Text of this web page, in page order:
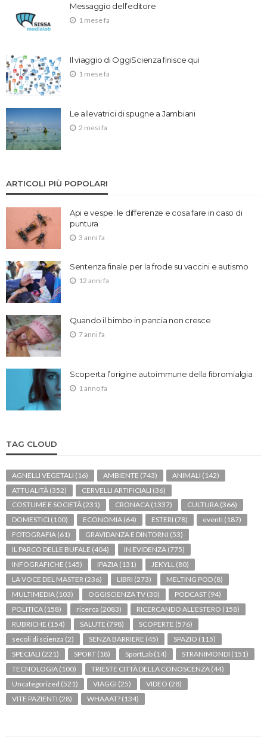
Messaggio dell’editore
1 mese fa
Il viaggio di OggiScienza finisce qui
1 mese fa
Le allevatrici di spugne a Jambiani
2 mesi fa
ARTICOLI PIÙ POPOLARI
Api e vespe: le differenze e cosa fare in caso di
puntura
3 anni fa
Sentenza finale per la frode su vaccini e autismo
12 anni fa
Quando il bimbo in pancia non cresce
7 anni fa
Scoperta l’origine autoimmune della fibromialgia
1 anno fa
TAG CLOUD
AGNELLI VEGETALI (16) AMBIENTE (743) ANIMALI (142)
ATTUALITÀ (352) CERVELLI ARTIFICIALI (36)
COSTUME E SOCIETÀ (231) CRONACA (1337) CULTURA (366)
DOMESTICI (100) ECONOMIA (64) ESTERI (78) eventi (187)
FOTOGRAFIA (61) GRAVIDANZA E DINTORNI (53)
IL PARCO DELLE BUFALE (404) IN EVIDENZA (775)
INFOGRAFICHE (145) IPAZIA (131) JEKYLL (80)
LA VOCE DEL MASTER (236) LIBRI (273) MELTING POD (8)
MULTIMEDIA (103) OGGISCIENZA TV (30) PODCAST (94)
POLITICA (158) ricerca (2083) RICERCANDO ALL'ESTERO (158)
RUBRICHE (154) SALUTE (798) SCOPERTE (576)
secoli di scienza (2) SENZA BARRIERE (45) SPAZIO (115)
SPECIALI (221) SPORT (18) SportLab (14) STRANIMONDI (151)
TECNOLOGIA (100) TRIESTE CITTÀ DELLA CONOSCENZA (44)
Uncategorized (521) VIAGGI (25) VIDEO (28)
VITE PAZIENTI (28) WHAAAT? (134)